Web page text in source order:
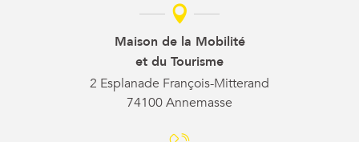
Maison de la Mobilité
et du Tourisme
2 Esplanade François-Mitterand
74100 Annemasse